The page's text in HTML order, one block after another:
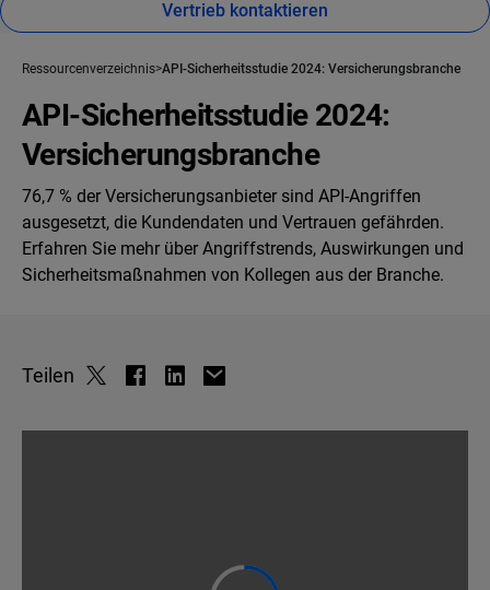
Vertrieb kontaktieren
Ressourcenverzeichnis API-Sicherheitsstudie 2024: Versicherungsbranche
API-Sicherheitsstudie 2024:
Versicherungsbranche
76,7 % der Versicherungsanbieter sind API-Angriffen
ausgesetzt, die Kundendaten und Vertrauen gefährden.
Erfahren Sie mehr über Angriffstrends, Auswirkungen und
Sicherheitsmaßnahmen von Kollegen aus der Branche.
Teilen